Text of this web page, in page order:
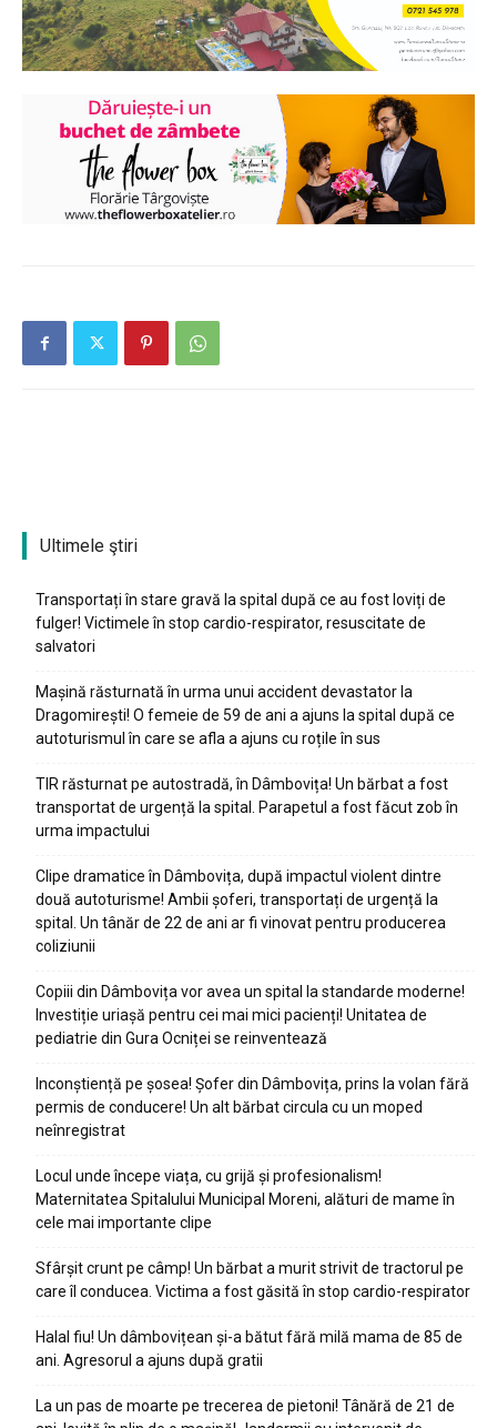
Ultimele ştiri
Transportați în stare gravă la spital după ce au fost loviți de
fulger! Victimele în stop cardio-respirator, resuscitate de
salvatori
Mașină răsturnată în urma unui accident devastator la
Dragomirești! O femeie de 59 de ani a ajuns la spital după ce
autoturismul în care se afla a ajuns cu roțile în sus
TIR răsturnat pe autostradă, în Dâmbovița! Un bărbat a fost
transportat de urgență la spital. Parapetul a fost făcut zob în
urma impactului
Clipe dramatice în Dâmbovița, după impactul violent dintre
două autoturisme! Ambii șoferi, transportați de urgență la
spital. Un tânăr de 22 de ani ar fi vinovat pentru producerea
coliziunii
Copiii din Dâmbovița vor avea un spital la standarde moderne!
Investiție uriașă pentru cei mai mici pacienți! Unitatea de
pediatrie din Gura Ocniței se reinventează
Inconștiență pe șosea! Șofer din Dâmbovița, prins la volan fără
permis de conducere! Un alt bărbat circula cu un moped
neînregistrat
Locul unde începe viața, cu grijă și profesionalism!
Maternitatea Spitalului Municipal Moreni, alături de mame în
cele mai importante clipe
Sfârșit crunt pe câmp! Un bărbat a murit strivit de tractorul pe
care îl conducea. Victima a fost găsită în stop cardio-respirator
Halal fiu! Un dâmbovițean și-a bătut fără milă mama de 85 de
ani. Agresorul a ajuns după gratii
La un pas de moarte pe trecerea de pietoni! Tânără de 21 de